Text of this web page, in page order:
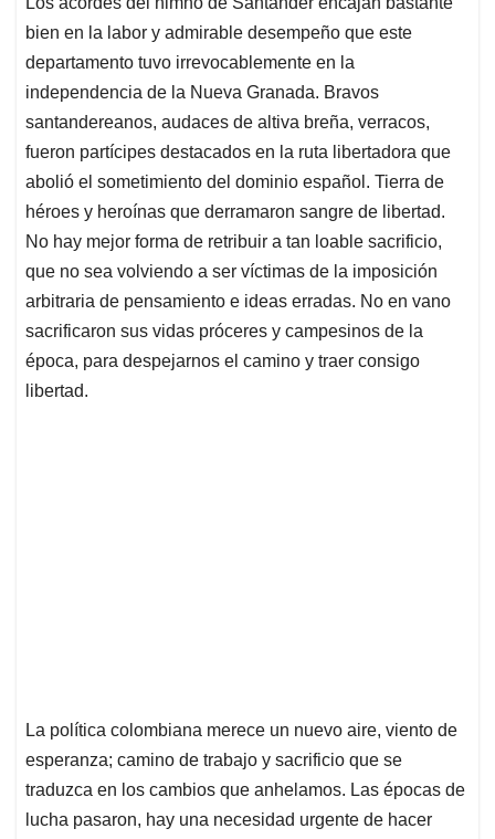
s
A
p
p
b
o
o
k
e
d
I
n
l
a
d
s
bien en la labor y admirable desempeño que este
departamento tuvo irrevocablemente en la
independencia de la Nueva Granada. Bravos
santandereanos, audaces de altiva breña, verracos,
fueron partícipes destacados en la ruta libertadora que
abolió el sometimiento del dominio español. Tierra de
héroes y heroínas que derramaron sangre de libertad.
No hay mejor forma de retribuir a tan loable sacrificio,
que no sea volviendo a ser víctimas de la imposición
arbitraria de pensamiento e ideas erradas. No en vano
sacrificaron sus vidas próceres y campesinos de la
época, para despejarnos el camino y traer consigo
libertad.
La política colombiana merece un nuevo aire, viento de
esperanza; camino de trabajo y sacrificio que se
traduzca en los cambios que anhelamos. Las épocas de
lucha pasaron, hay una necesidad urgente de hacer